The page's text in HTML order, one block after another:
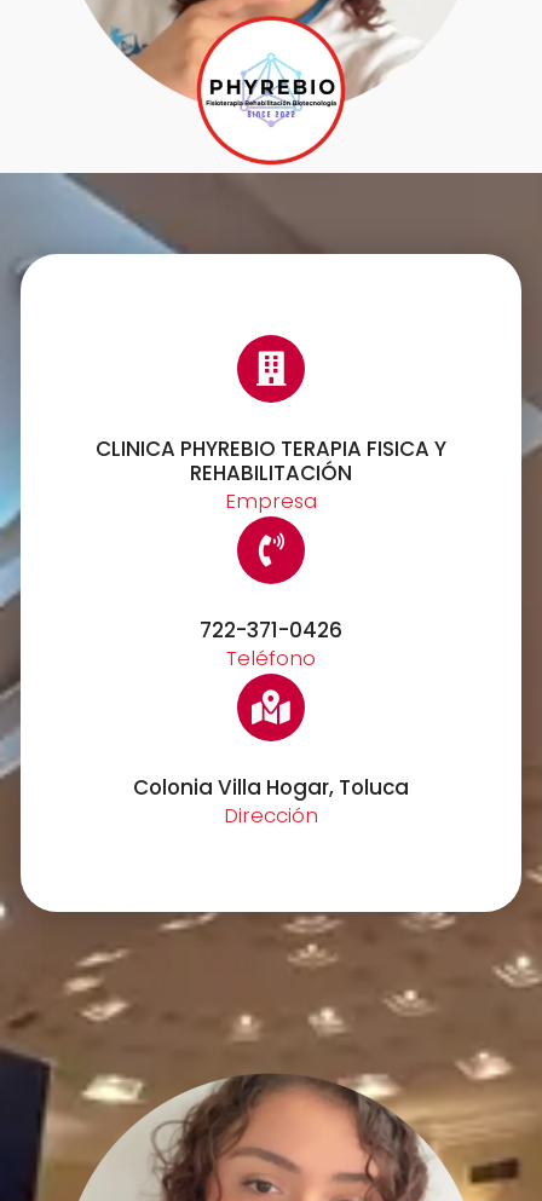
CLINICA PHYREBIO TERAPIA FISICA Y
REHABILITACIÓN
Empresa
722-371-0426
Teléfono
Colonia Villa Hogar, Toluca
Dirección